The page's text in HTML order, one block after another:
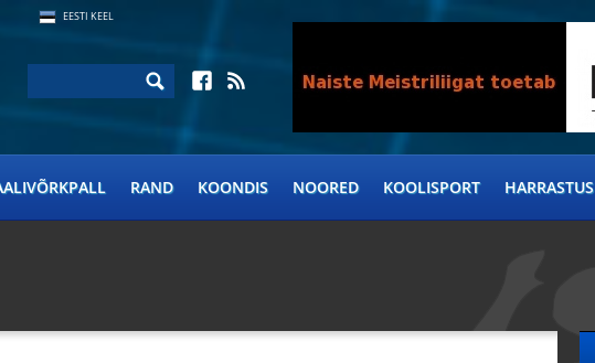
EESTI KEEL
RAND KOONDIS NOORED KOOLISPORT HARRASTUS